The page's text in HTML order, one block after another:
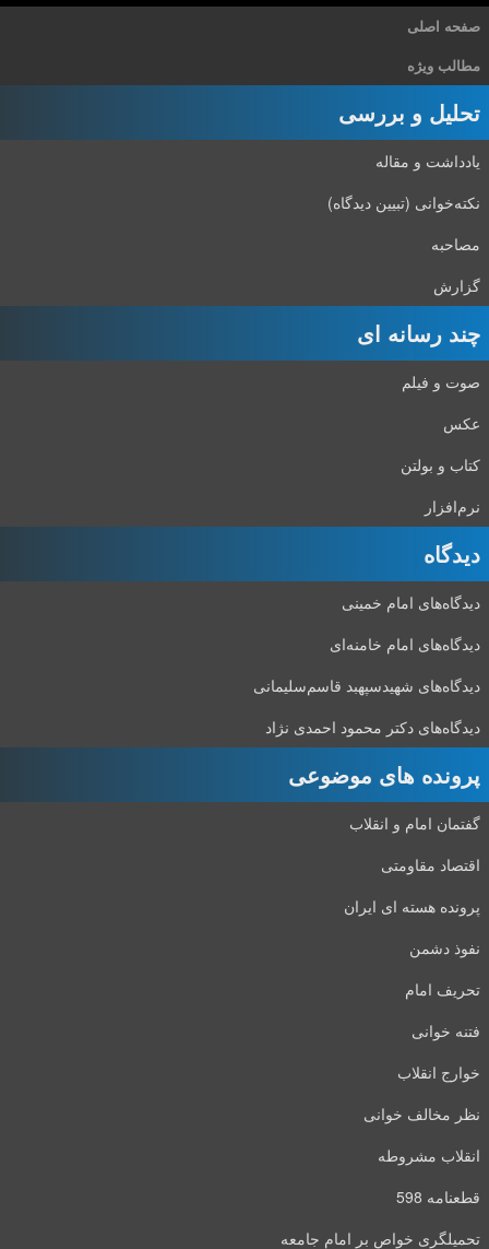
صفحه اصلی
مطالب ویژه
تحلیل و بررسی
یادداشت و مقاله
نکته‌خوانی (تبیین دیدگاه)
مصاحبه
گزارش
چند رسانه ای
صوت و فیلم
عکس
کتاب و بولتن
نرم‌افزار
دیدگاه‌
دیدگاه‌های امام خمینی
دیدگاه‌های امام خامنه‌ای
دیدگاه‌های شهید‌سپهبد قاسم‌سلیمانی
دیدگاه‌های دکتر محمود احمدی نژاد
پرونده های موضوعی
گفتمان امام و انقلاب
اقتصاد مقاومتی
پرونده هسته ای ایران
نفوذ دشمن
تحریف امام
فتنه خوانی
خوارج انقلاب
نظر مخالف خوانی
انقلاب مشروطه
قطعنامه 598
تحمیلگری خواص بر امام جامعه